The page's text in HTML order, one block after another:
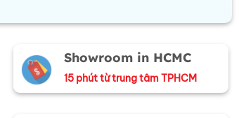
Showroom in HCMC
15 phút từ trung tâm TPHCM